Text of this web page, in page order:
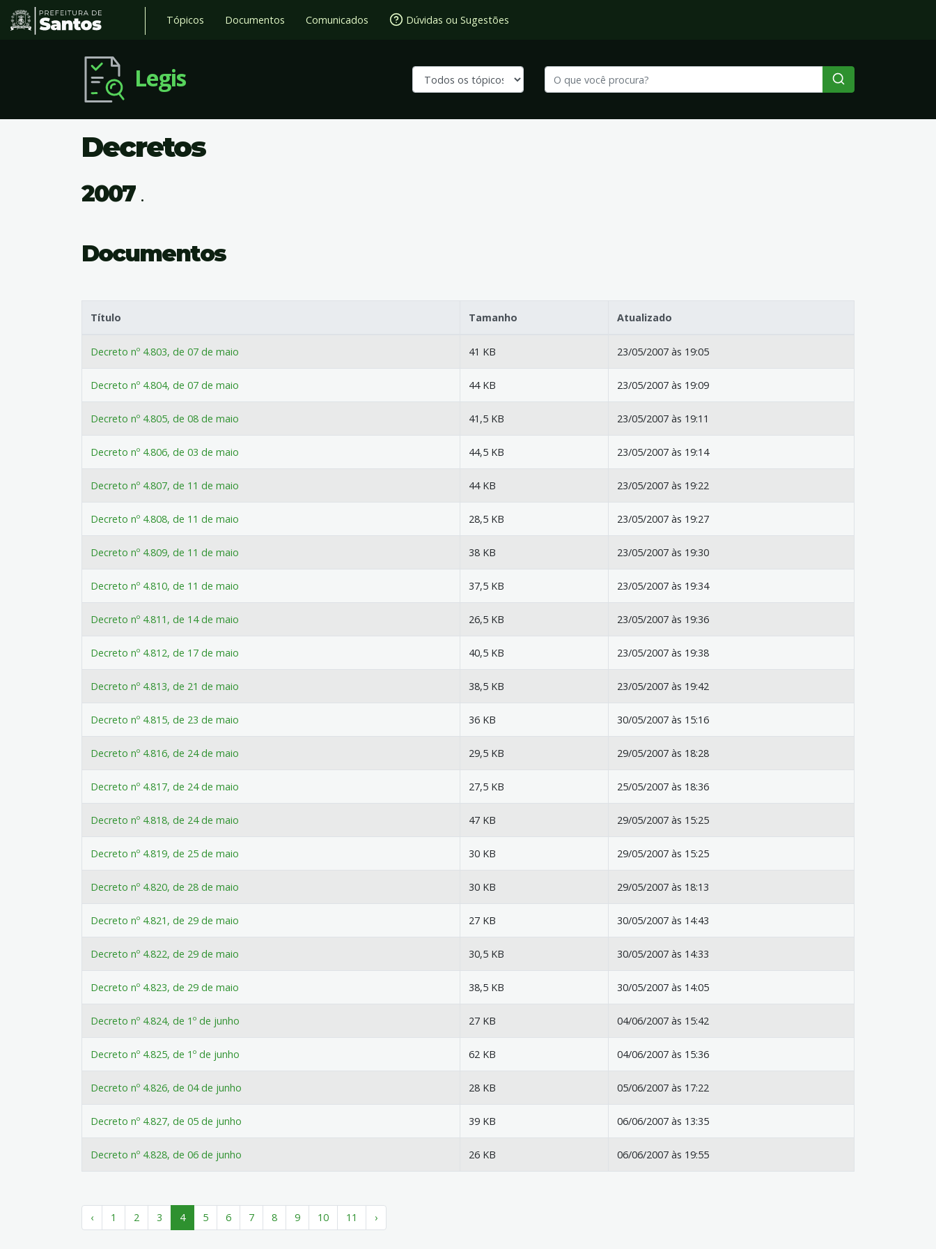
Tópicos Documentos Comunicados Dúvidas ou Sugestões
Legis
Decretos
2007 .
Documentos
Título Tamanho Atualizado
Decreto nº 4.803, de 07 de maio 41 KB 23/05/2007 às 19:05
Decreto nº 4.804, de 07 de maio 44 KB 23/05/2007 às 19:09
Decreto nº 4.805, de 08 de maio 41,5 KB 23/05/2007 às 19:11
Decreto nº 4.806, de 03 de maio 44,5 KB 23/05/2007 às 19:14
Decreto nº 4.807, de 11 de maio 44 KB 23/05/2007 às 19:22
Decreto nº 4.808, de 11 de maio 28,5 KB 23/05/2007 às 19:27
Decreto nº 4.809, de 11 de maio 38 KB 23/05/2007 às 19:30
Decreto nº 4.810, de 11 de maio 37,5 KB 23/05/2007 às 19:34
Decreto nº 4.811, de 14 de maio 26,5 KB 23/05/2007 às 19:36
Decreto nº 4.812, de 17 de maio 40,5 KB 23/05/2007 às 19:38
Decreto nº 4.813, de 21 de maio 38,5 KB 23/05/2007 às 19:42
Decreto nº 4.815, de 23 de maio 36 KB 30/05/2007 às 15:16
Decreto nº 4.816, de 24 de maio 29,5 KB 29/05/2007 às 18:28
Decreto nº 4.817, de 24 de maio 27,5 KB 25/05/2007 às 18:36
Decreto nº 4.818, de 24 de maio 47 KB 29/05/2007 às 15:25
Decreto nº 4.819, de 25 de maio 30 KB 29/05/2007 às 15:25
Decreto nº 4.820, de 28 de maio 30 KB 29/05/2007 às 18:13
Decreto nº 4.821, de 29 de maio 27 KB 30/05/2007 às 14:43
Decreto nº 4.822, de 29 de maio 30,5 KB 30/05/2007 às 14:33
Decreto nº 4.823, de 29 de maio 38,5 KB 30/05/2007 às 14:05
Decreto nº 4.824, de 1º de junho 27 KB 04/06/2007 às 15:42
Decreto nº 4.825, de 1º de junho 62 KB 04/06/2007 às 15:36
Decreto nº 4.826, de 04 de junho 28 KB 05/06/2007 às 17:22
Decreto nº 4.827, de 05 de junho 39 KB 06/06/2007 às 13:35
Decreto nº 4.828, de 06 de junho 26 KB 06/06/2007 às 19:55
‹ 1 2 3 4 5 6 7 8 9 10 11 ›